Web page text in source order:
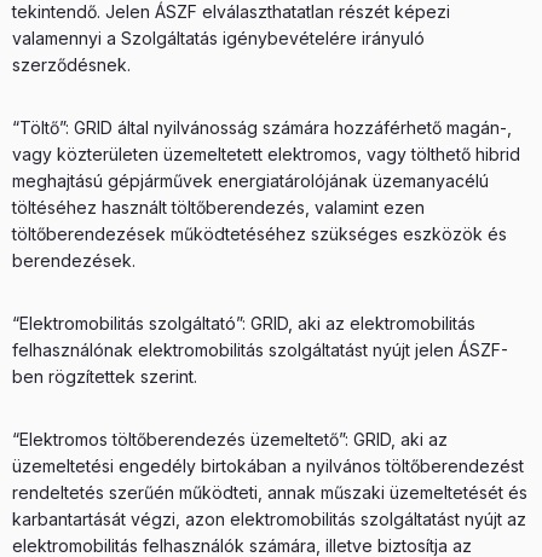
tekintendő. Jelen ÁSZF elválaszthatatlan részét képezi
valamennyi a Szolgáltatás igénybevételére irányuló
szerződésnek.
“Töltő”: GRID által nyilvánosság számára hozzáférhető magán-,
vagy közterületen üzemeltetett elektromos, vagy tölthető hibrid
meghajtású gépjárművek energiatárolójának üzemanyacélú
töltéséhez használt töltőberendezés, valamint ezen
töltőberendezések működtetéséhez szükséges eszközök és
berendezések.
“Elektromobilitás szolgáltató”: GRID, aki az elektromobilitás
felhasználónak elektromobilitás szolgáltatást nyújt jelen ÁSZF-
ben rögzítettek szerint.
“Elektromos töltőberendezés üzemeltető”: GRID, aki az
üzemeltetési engedély birtokában a nyilvános töltőberendezést
rendeltetés szerűén működteti, annak műszaki üzemeltetését és
karbantartását végzi, azon elektromobilitás szolgáltatást nyújt az
elektromobilitás felhasználók számára, illetve biztosítja az